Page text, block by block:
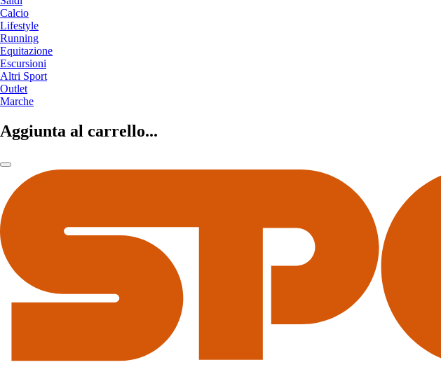
Calcio
Lifestyle
Running
Equitazione
Escursioni
Altri Sport
Outlet
Marche
Aggiunta al carrello...